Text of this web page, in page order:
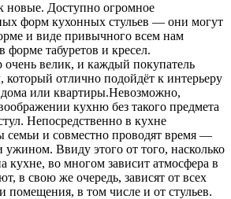
новые. Доступно огромное
форм кухонных стульев — они могут
и виде привычного всем нам
форме табуретов и кресел.
очень велик, и каждый покупатель
который отлично подойдёт к интерьеру
дома или квартиры.Невозможно,
кухню без такого предмета
Непосредственно в кухне
семьи и совместно проводят время —
ужином. Ввиду этого от того, насколько
кухне, во многом зависит атмосфера в
в свою же очередь, зависят от всех
помещения, в том числе и от стульев.